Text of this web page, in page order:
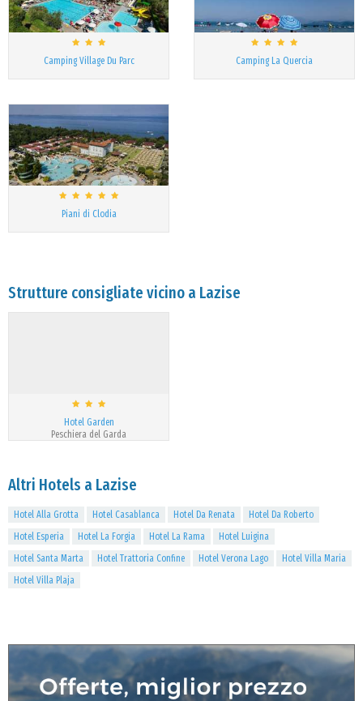
Camping Village Du Parc Camping La Quercia
Piani di Clodia
Strutture consigliate vicino a Lazise
Hotel Garden
Peschiera del Garda
Altri Hotels a Lazise
Hotel Alla Grotta Hotel Casablanca Hotel Da Renata
Hotel Da Roberto
Hotel Esperia
Hotel La Forgia Hotel La Rama
Hotel Luigina
Hotel Santa Marta
Hotel Trattoria Confine Hotel Verona Lago
Hotel Villa Maria
Hotel Villa Plaja